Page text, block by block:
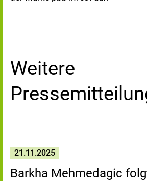
Weitere
21.11.2025
Barkha Mehmedagic